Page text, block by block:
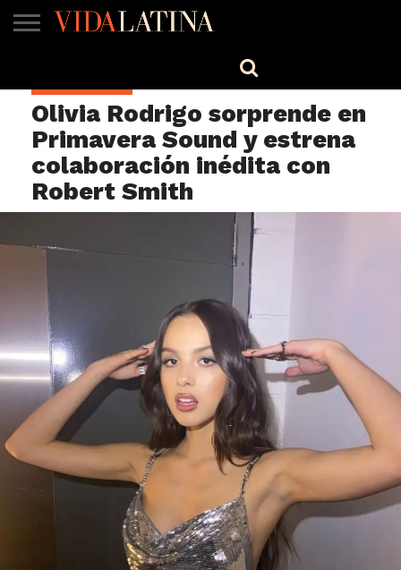
TV
Olivia Rodrigo sorprende en
Primavera Sound y estrena
colaboración inédita con
Robert Smith